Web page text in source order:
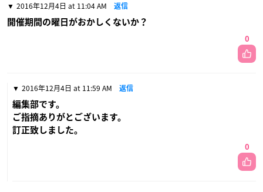
2016年12月4日 at 11:04 AM 返信
開催期間の曜日がおかしくないか？
0
2016年12月4日 at 11:59 AM 返信
編集部です。
ご指摘ありがとございます。
訂正致しました。
0